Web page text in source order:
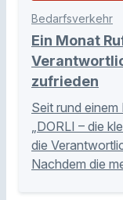
Bedarfsverkehr
Ein Monat
zufrieden
Seit rund
„DORLI – die
die
Nachdem die